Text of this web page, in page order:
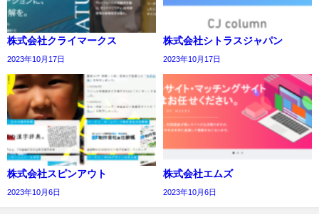
株式会社クライマークス
2023年10月17日
株式会社シトラスジャパン
2023年10月17日
株式会社スピンアウト
2023年10月6日
株式会社エムズ
2023年10月6日